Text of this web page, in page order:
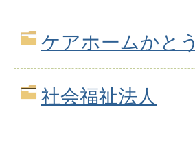
ケアホームかとう
社会福祉法人